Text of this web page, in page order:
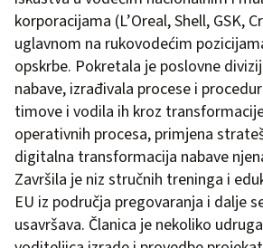
korporacijama (L’Oreal, Shell, GSK,
uglavnom na rukovodećim
opskrbe. Pokretala je poslovne
nabave, izrađivala procese i
timove i vodila ih kroz
operativnih procesa, primjena
digitalna transformacija nabave
Završila je niz stručnih treninga i
EU iz područja pregovaranja i dalje
usavršava. Članica je nekoliko